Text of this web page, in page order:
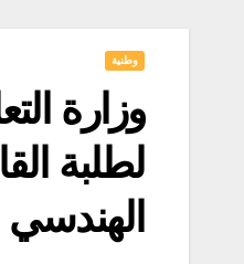
وطنية
وزارة
لطلبة
الهندسي